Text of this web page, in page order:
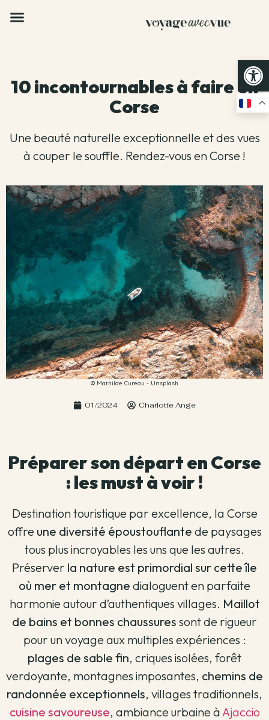
10 incontournables à faire en
Corse
Une beauté naturelle exceptionnelle et des vues
à couper le souffle. Rendez-vous en Corse !
© Mathilde Cureau - Unsplash
01/2024 Charlotte Ange
Préparer son départ en Corse
: les must à voir !
Destination touristique par excellence, la Corse
offre une diversité époustouflante de paysages
tous plus incroyables les uns que les autres.
Préserver la nature est primordial sur cette île
où mer et montagne dialoguent en parfaite
harmonie autour d’authentiques villages. Maillot
de bains et bonnes chaussures sont de rigueur
pour un voyage aux multiples expériences :
plages de sable fin, criques isolées, forêt
verdoyante, montagnes imposantes, chemins de
randonnée exceptionnels, villages traditionnels,
cuisine savoureuse, ambiance urbaine à Ajaccio